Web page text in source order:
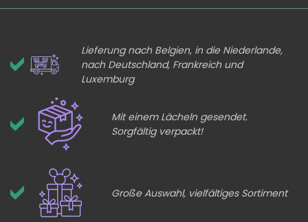
Lieferung nach Belgien, in die Niederlande,
nach Deutschland, Frankreich und
Luxemburg
Mit einem Lächeln gesendet.
Sorgfältig verpackt!
Große Auswahl, vielfältiges Sortiment